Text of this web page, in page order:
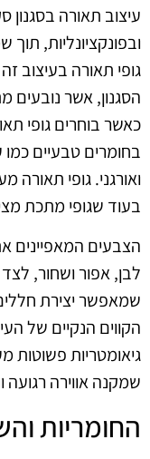
עיצוב תאורה
ובפונקציונליות,
גופי תאורה בעיצוב
הסגנון, אשר
כאשר בוחרים גופי
בחומרים טבעיים
ואורגני. גופי
בעוד שגופי מתכת
הצבעים המאפיינים את
לבן, אפור ושחור,
שמאפשר יצירת
הקווים הנקיים של
גיאומטריות פשוטות
שמקנה אווירה רגועה
החומריות